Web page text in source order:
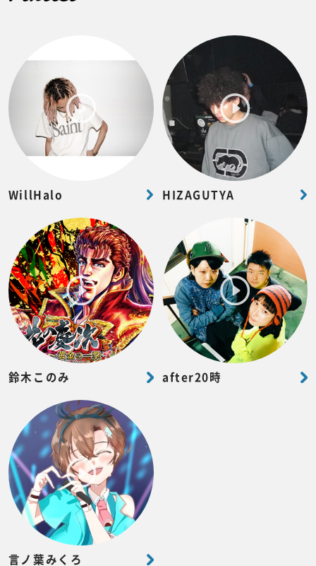
WillHalo HIZAGUTYA
鈴木このみ after20時
言ノ葉みくろ